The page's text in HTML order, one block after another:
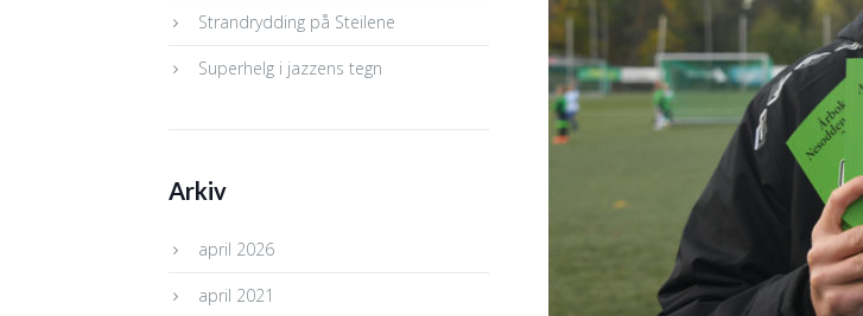
Strandrydding på Steilene
Superhelg i jazzens tegn
Arkiv
april 2026
april 2021